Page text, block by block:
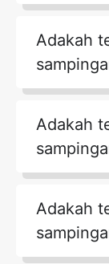
Adakah
Adakah
Adakah